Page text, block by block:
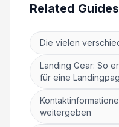
Related Guides
Die vielen
Landing Gear: So
für eine
weitergeben